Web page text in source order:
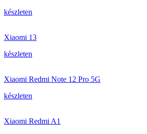
készleten
Xiaomi 13
készleten
Xiaomi Redmi Note 12 Pro 5G
készleten
Xiaomi Redmi A1